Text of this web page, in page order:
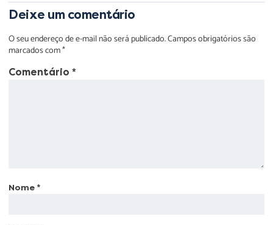
Deixe um comentário
O seu endereço de e-mail não será publicado.Campos obrigatórios são
marcados com*
Comentário *
Nome *